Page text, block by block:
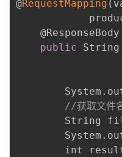
@RequestMapping (
    @ResponseBody
public String
        System
.
//获取文件
String
        System
.
int